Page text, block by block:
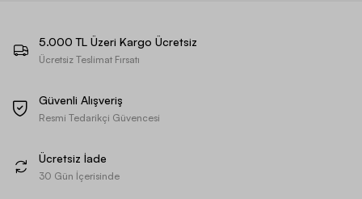
5.000 TL Üzeri Kargo Ücretsiz
Ücretsiz Teslimat Fırsatı
Güvenli Alışveriş
Resmi Tedarikçi Güvencesi
Ücretsiz İade
30 Gün İçerisinde